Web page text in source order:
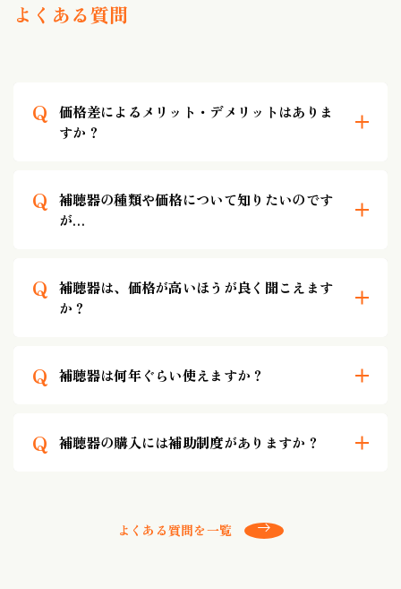
よくある質問
Q
価格差によるメリット・デメリットはありま
すか？
Q
補聴器の種類や価格について知りたいのです
が…
Q
補聴器は、価格が高いほうが良く聞こえます
か？
Q 補聴器は何年ぐらい使えますか？
Q 補聴器の購入には補助制度がありますか？
よくある質問を一覧